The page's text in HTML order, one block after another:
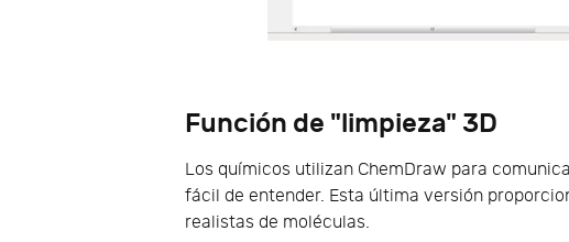
Función de "limpieza" 3D
Los químicos utilizan ChemDraw para
fácil de entender. Esta última versión
realistas de moléculas.